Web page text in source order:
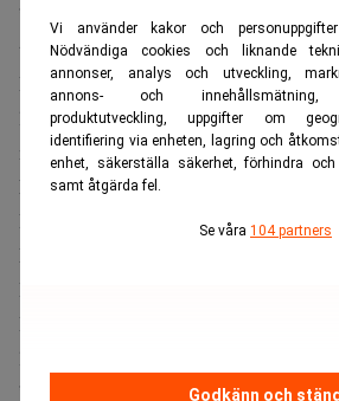
Vi använder kakor och
Nödvändiga cookies och liknande
annonser, analys och utveckling,
annons- och innehållsmätning,
produktutveckling, uppgifter om
identifiering via enheten, lagring och
enhet, säkerställa säkerhet, förhindra och
samt åtgärda fel.
Se våra 104 partners
Godkänn och
”Av åtta miljarder människor kan jag
tursamma”, säger han till CNBC.
Resonemanget knyter an till det han
lottery”, tanken att födselns
mer än hårt arbete.
Läs också:Tomma stolar när Abel tar
Realtid
Ett löfte att ge bort 99 procent
Buffett har länge kopplat sin syn på
Redan 2010 skrev han under ”The
”andras hälsa och välfärd”,